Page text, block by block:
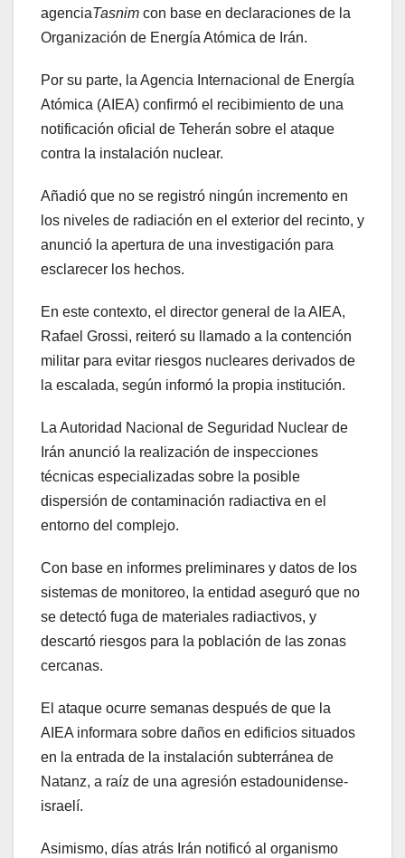
agenciaTasnim con base en declaraciones de la
Organización de Energía Atómica de Irán.
Por su parte, la Agencia Internacional de Energía
Atómica (AIEA) confirmó el recibimiento de una
notificación oficial de Teherán sobre el ataque
contra la instalación nuclear.
Añadió que no se registró ningún incremento en
los niveles de radiación en el exterior del recinto, y
anunció la apertura de una investigación para
esclarecer los hechos.
En este contexto, el director general de la AIEA,
Rafael Grossi, reiteró su llamado a la contención
militar para evitar riesgos nucleares derivados de
la escalada, según informó la propia institución.
La Autoridad Nacional de Seguridad Nuclear de
Irán anunció la realización de inspecciones
técnicas especializadas sobre la posible
dispersión de contaminación radiactiva en el
entorno del complejo.
Con base en informes preliminares y datos de los
sistemas de monitoreo, la entidad aseguró que no
se detectó fuga de materiales radiactivos, y
descartó riesgos para la población de las zonas
cercanas.
El ataque ocurre semanas después de que la
AIEA informara sobre daños en edificios situados
en la entrada de la instalación subterránea de
Natanz, a raíz de una agresión estadounidense-
israelí.
Asimismo, días atrás Irán notificó al organismo